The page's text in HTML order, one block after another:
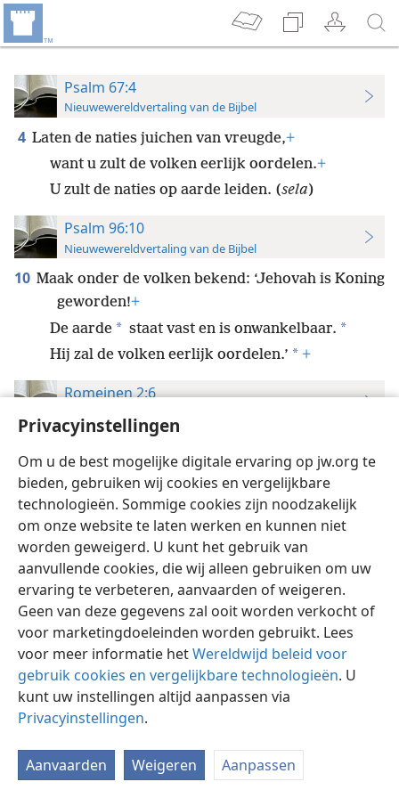
Privacyinstellingen
Om u de best mogelijke digitale ervaring op jw.org te
bieden, gebruiken wij cookies en vergelijkbare
technologieën. Sommige cookies zijn noodzakelijk
om onze website te laten werken en kunnen niet
worden geweigerd. U kunt het gebruik van
aanvullende cookies, die wij alleen gebruiken om uw
ervaring te verbeteren, aanvaarden of weigeren.
Geen van deze gegevens zal ooit worden verkocht of
voor marketingdoeleinden worden gebruikt. Lees
voor meer informatie hetWereldwijd beleid voor
gebruik cookies en vergelijkbare technologieën. U
kunt uw instellingen altijd aanpassen via
Privacyinstellingen.
Aanvaarden Weigeren Aanpassen
Psalm 67:4
Nieuwewereldvertaling van de Bijbel
4 Laten de naties juichen van vreugde,+
want u zult de volken eerlijk oordelen.+
U zult de naties op aarde leiden. (sela)
Psalm 96:10
Nieuwewereldvertaling van de Bijbel
10 Maak onder de volken bekend: ‘Jehovah is Koning
geworden!+
De aarde * staat vast en is onwankelbaar. *
Hij zal de volken eerlijk oordelen.’ * +
Romeinen 2:6
Nederlands Instellingen
Copyright© 2026 Watch Tower Bible and Tract Society of Pennsylvania
Gebruiksvoorwaarden Privacybeleid
Privacyinstellingen
JW.ORG
Inloggen